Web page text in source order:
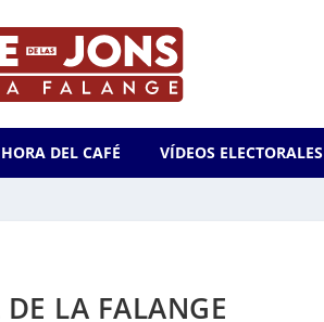
DEL CAFÉ VÍDEOS ELECTORALES
LA FALANGE